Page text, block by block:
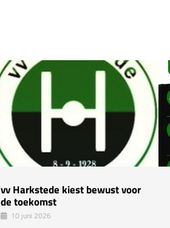
vv Harkstede kiest bewust voor
de toekomst
10 juni 2026